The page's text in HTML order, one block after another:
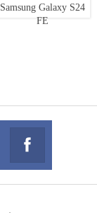
Samsung Galaxy S24
FE